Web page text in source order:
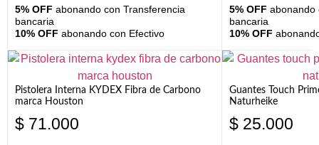
5% OFF abonando con Transferencia
bancaria
10% OFF abonando con Efectivo
5% OFF abonando
bancaria
10% OFF
Pistolera Interna KYDEX Fibra de Carbono
marca Houston
$ 71.000
Guantes Touch
Naturheike
$ 25.000